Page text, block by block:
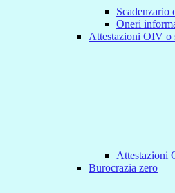
Scadenzario
Oneri
Attestazioni OIV o
Attestazioni
Burocrazia zero